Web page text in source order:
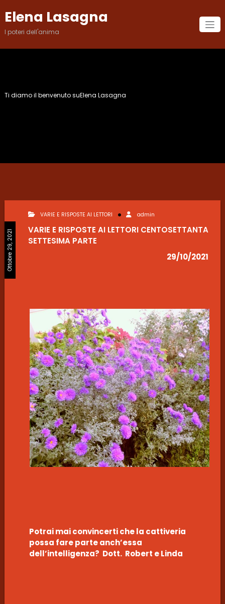
contenuto
Elena Lasagna
I poteri dell'anima
Ti diamo il benvenuto suElena Lasagna
Ottobre 29, 2021
VARIE E RISPOSTE AI LETTORI admin
VARIE E RISPOSTE AI LETTORI CENTOSETTANTA
SETTESIMA PARTE
29/10/2021
Potrai mai convincerti che la cattiveria
possa fare parte anch’essa
dell’intelligenza? Dott. Robert e Linda